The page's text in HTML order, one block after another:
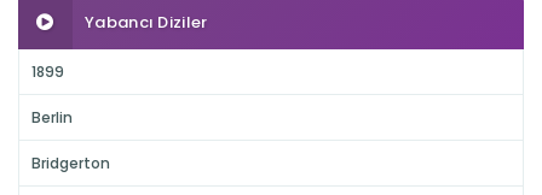
Yabancı Diziler
1899
Berlin
Bridgerton